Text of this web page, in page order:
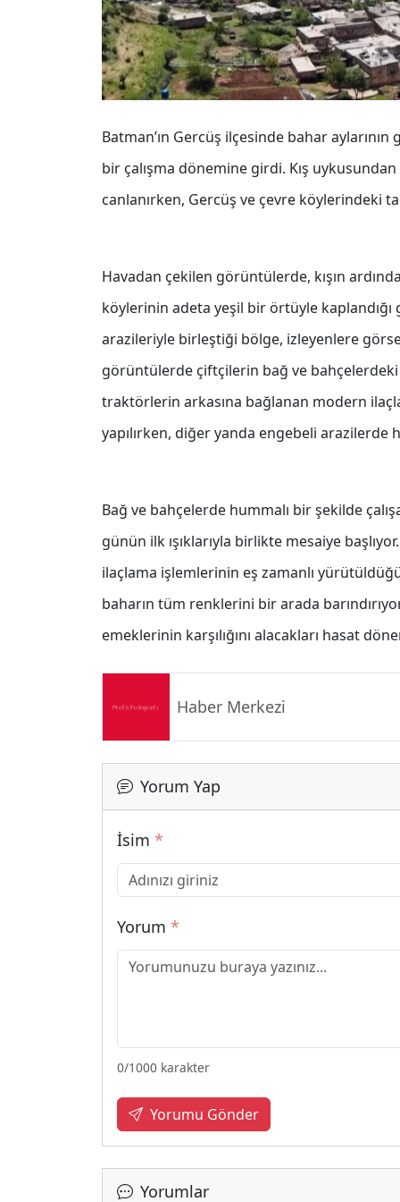
Batman’ın Gercüş ilçesinde bahar
bir çalışma dönemine girdi. Kış
canlanırken, Gercüş ve çevre köylerindeki
Havadan çekilen görüntülerde, kışın
köylerinin adeta yeşil bir örtüyle kaplandığı
arazileriyle birleştiği bölge, izleyenlere
görüntülerde çiftçilerin bağ ve
traktörlerin arkasına bağlanan modern
yapılırken, diğer yanda engebeli
Bağ ve bahçelerde hummalı bir şekilde
günün ilk ışıklarıyla birlikte mesaiye
ilaçlama işlemlerinin eş zamanlı
baharın tüm renklerini bir arada
emeklerinin karşılığını alacakları hasat
Haber Merkezi
Yorum Yap
İsim *
Yorum *
0/1000 karakter
Yorumu Gönder
Yorumlar